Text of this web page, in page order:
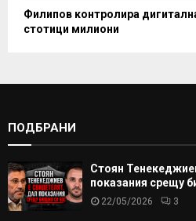
Филипов контролира
стотици милиони
ПОДБРАНИ
Стоян
показания срещу
22/05/2026 3